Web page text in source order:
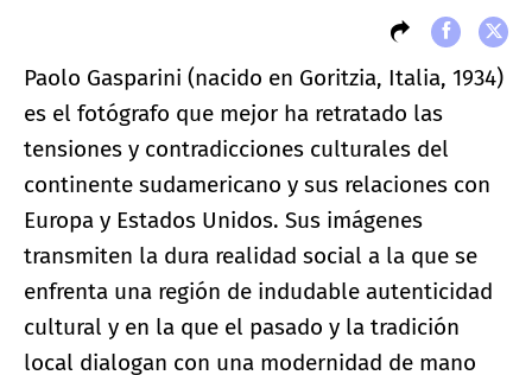
Paolo Gasparini (nacido en Goritzia, Italia, 1934)
es el fotógrafo que mejor ha retratado las
tensiones y contradicciones culturales del
continente sudamericano y sus relaciones con
Europa y Estados Unidos. Sus imágenes
transmiten la dura realidad social a la que se
enfrenta una región de indudable autenticidad
cultural y en la que el pasado y la tradición
local dialogan con una modernidad de mano